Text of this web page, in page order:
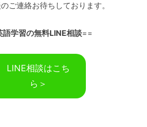
ご連絡お待ちしております。
語学習の無料LINE相談==
LINE相談はこち
ら＞